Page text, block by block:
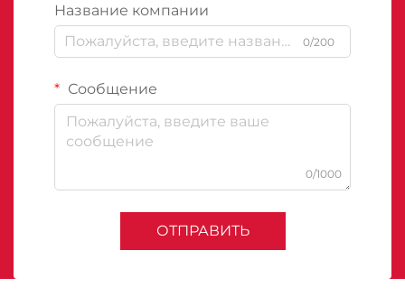
Название компании
0/200
Сообщение
0/1000
ОТПРАВИТЬ